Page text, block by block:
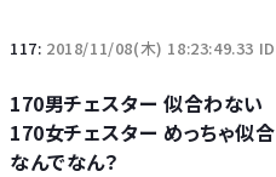
117: 2018/11/08(木) 18:23:49.33
170男チェスター 似合わない
170女チェスター めっちゃ似
なんでなん？